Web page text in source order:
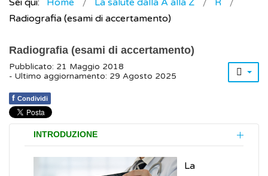
Sei qui: Home La salute dalla A alla Z
R
Radiografia (esami di accertamento)
Radiografia (esami di accertamento)
Pubblicato: 21 Maggio 2018
- Ultimo aggiornamento: 29 Agosto 2025
f Condividi
INTRODUZIONE
La